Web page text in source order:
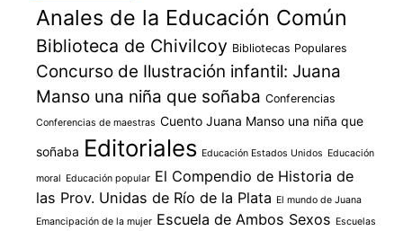
Anales de la Educación Común
Biblioteca de Chivilcoy Bibliotecas Populares
Concurso de Ilustración infantil: Juana
Manso una niña que soñaba Conferencias
Conferencias de maestras Cuento Juana Manso una niña que
soñaba Editoriales Educación Estados Unidos Educación
moral Educación popular El Compendio de Historia de
las Prov. Unidas de Río de la Plata El mundo de Juana
Emancipación de la mujer Escuela de Ambos Sexos Escuelas